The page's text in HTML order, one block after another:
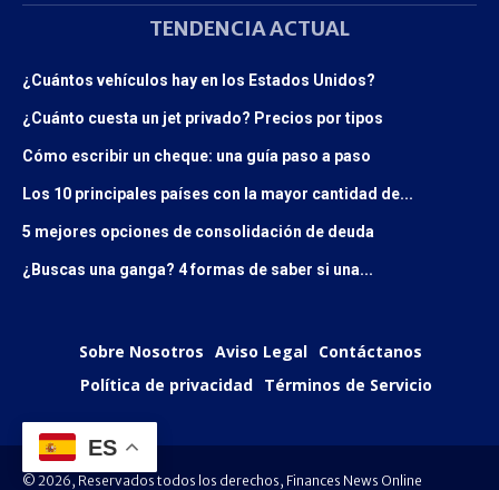
TENDENCIA ACTUAL
¿Cuántos vehículos hay en los Estados Unidos?
¿Cuánto cuesta un jet privado? Precios por tipos
Cómo escribir un cheque: una guía paso a paso
Los 10 principales países con la mayor cantidad de...
5 mejores opciones de consolidación de deuda
¿Buscas una ganga? 4 formas de saber si una...
Sobre Nosotros Aviso Legal Contáctanos
Política de privacidad Términos de Servicio
© 2026, Reservados todos los derechos, Finances News Online
ES